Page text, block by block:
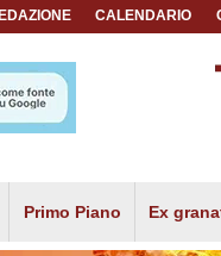
CALENDARIO
Primo Piano Ex